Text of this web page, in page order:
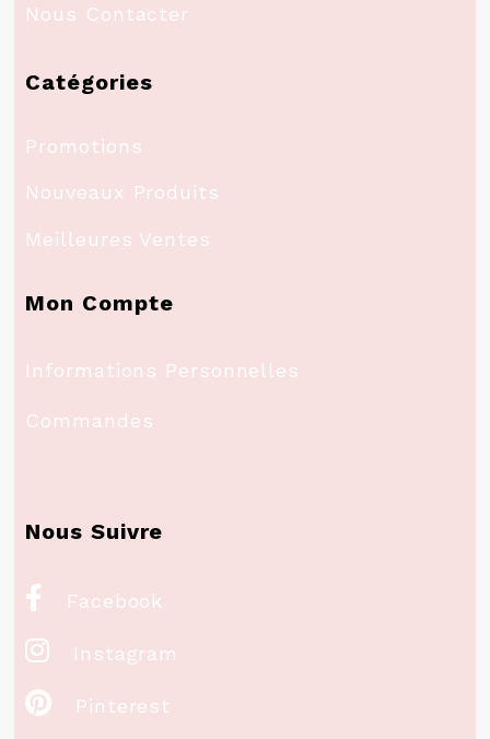
Nous Contacter
Catégories
Promotions
Nouveaux Produits
Meilleures Ventes
Mon Compte
Informations Personnelles
Commandes
Nous Suivre
 Facebook
 Instagram
 Pinterest